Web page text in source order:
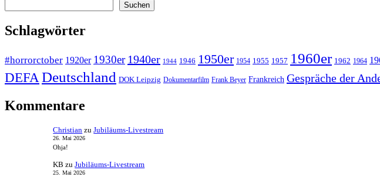
Miss
Muerte
Suchen
Schlagwörter
#horrorctober 1920er 1930er 1940er 1944 1946 1950er 1954 1955 1957 1960er 1962 1964
DEFADeutschland DOK Leipzig Dokumentarfilm Frank Beyer Frankreich Gespräche der
Kommentare
Christian zuJubiläums-Livestream
26. Mai 2026
Ohja!
KB zuJubiläums-Livestream
25. Mai 2026